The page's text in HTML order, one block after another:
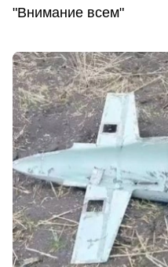
"Внимание всем"